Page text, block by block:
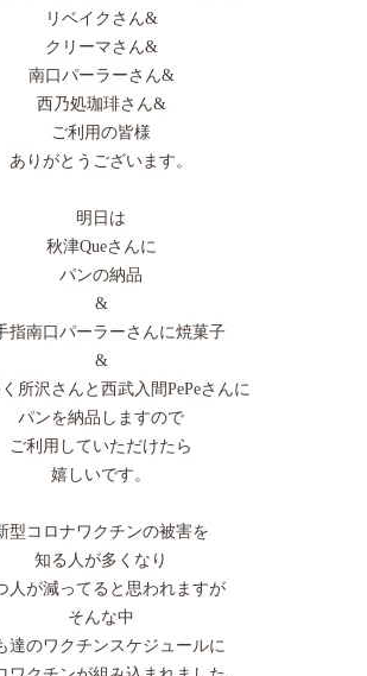
リベイクさん&
クリーマさん&
南口パーラーさん&
西乃処珈琲さん&
ご利用の皆様
ありがとうございます。
明日は
秋津Queさんに
パンの納品
&
指南口パーラーさんに焼菓子
&
所沢さんと西武入間PePeさんに
パンを納品しますので
ご利用していただけたら
嬉しいです。
型コロナワクチンの被害を
知る人が多くなり
人が減ってると思われますが
そんな中
達のワクチンスケジュールに